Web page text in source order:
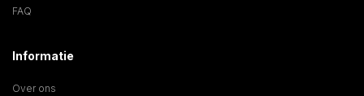
FAQ
Informatie
Over ons